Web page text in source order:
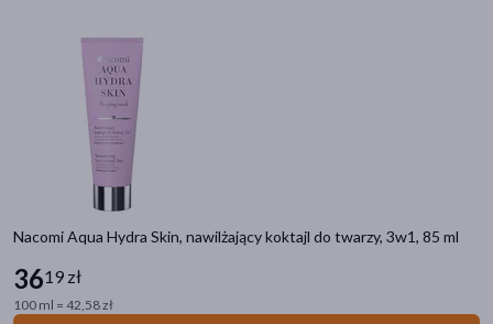
Nacomi Aqua Hydra Skin, nawilżający koktajl do twarzy, 3w1, 85 ml
3619 zł
100 ml = 42,58 zł